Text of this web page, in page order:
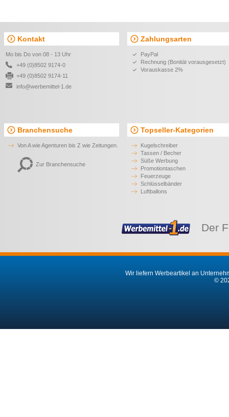
Kontakt
Mo bis Do von 08 - 13 Uhr
+49 (0)8502 9174-0
+49 (0)8502 9174-11
info@werbemittel-1.de
Zahlungsarten
PayPal
Rechnung (Bonität vorausgesetzt)
Vorauskasse 2%
Branchensuche
Von A wie Agenturen bis Z wie Zeitungen.
Zur Branchensuche
Topseller-Kategorien
Kugelschreiber
Tassen / Becher
Süße Werbung
Promotiontaschen
Feuerzeuge
Schlüsselbänder
Luftballons
Der
Wir liefern Werbeartikel an
©